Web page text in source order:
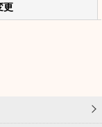
更